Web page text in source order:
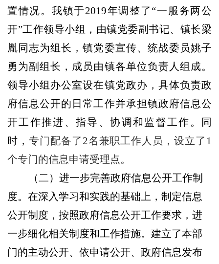
置情况。 我镇于2019年调整了 “一服务两公
开”工作领导小组，由镇党委副书记、镇长梁
胤同志为组长，镇党委宣传、统战委员姚子
勇为副组长，成员由镇各单位负责人组成。
领导小组办公室设在镇党政办，具体负责政
府信息公开的日常工作并承担镇政府信息公
开工作推进、指导、协调和监督工作。同
时， 专门配备了 2名兼职工作人员，设立了1
个专门的信息申请受理点。
（二）进一步完善政府信息公开工作制
度。 在深入学习和实践的基础上，制定信息
公开制度，按照政府信息公开工作要求，进
一步细化相关制度和工作措施。建立了本部
门的主动公开、依申请公开、政府信息发布